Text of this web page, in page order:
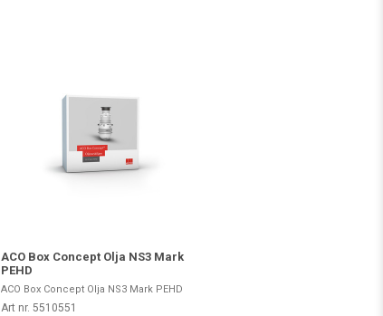
ACO Box Concept Olja NS3 Mark
PEHD
ACO Box Concept Olja NS3 Mark PEHD
Art nr. 5510551